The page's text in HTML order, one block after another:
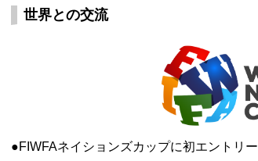
世界との交流
●FIWFAネイションズカップに初エントリー